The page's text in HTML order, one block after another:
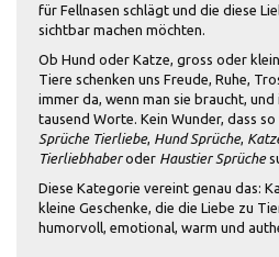
für Fellnasen schlägt und die diese
sichtbar machen möchten.
Ob Hund oder Katze, gross oder
Tiere schenken uns Freude, Ruhe,
immer da, wenn man sie braucht,
tausend Worte. Kein Wunder, dass so
Sprüche Tierliebe, Hund Sprüche,
Tierliebhaberoder Haustier Sprüche
Diese Kategorie vereint genau das:
kleine Geschenke, die die Liebe zu
humorvoll, emotional, warm und